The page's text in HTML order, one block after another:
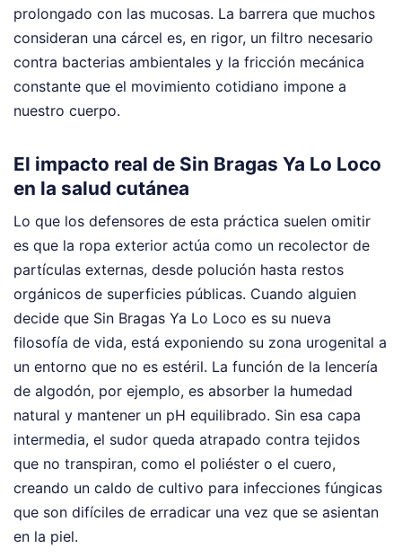
prolongado con las mucosas. La barrera que muchos
consideran una cárcel es, en rigor, un filtro necesario
contra bacterias ambientales y la fricción mecánica
constante que el movimiento cotidiano impone a
nuestro cuerpo.
El impacto real de Sin Bragas Ya Lo Loco
en la salud cutánea
Lo que los defensores de esta práctica suelen omitir
es que la ropa exterior actúa como un recolector de
partículas externas, desde polución hasta restos
orgánicos de superficies públicas. Cuando alguien
decide que Sin Bragas Ya Lo Loco es su nueva
filosofía de vida, está exponiendo su zona urogenital a
un entorno que no es estéril. La función de la lencería
de algodón, por ejemplo, es absorber la humedad
natural y mantener un pH equilibrado. Sin esa capa
intermedia, el sudor queda atrapado contra tejidos
que no transpiran, como el poliéster o el cuero,
creando un caldo de cultivo para infecciones fúngicas
que son difíciles de erradicar una vez que se asientan
en la piel.